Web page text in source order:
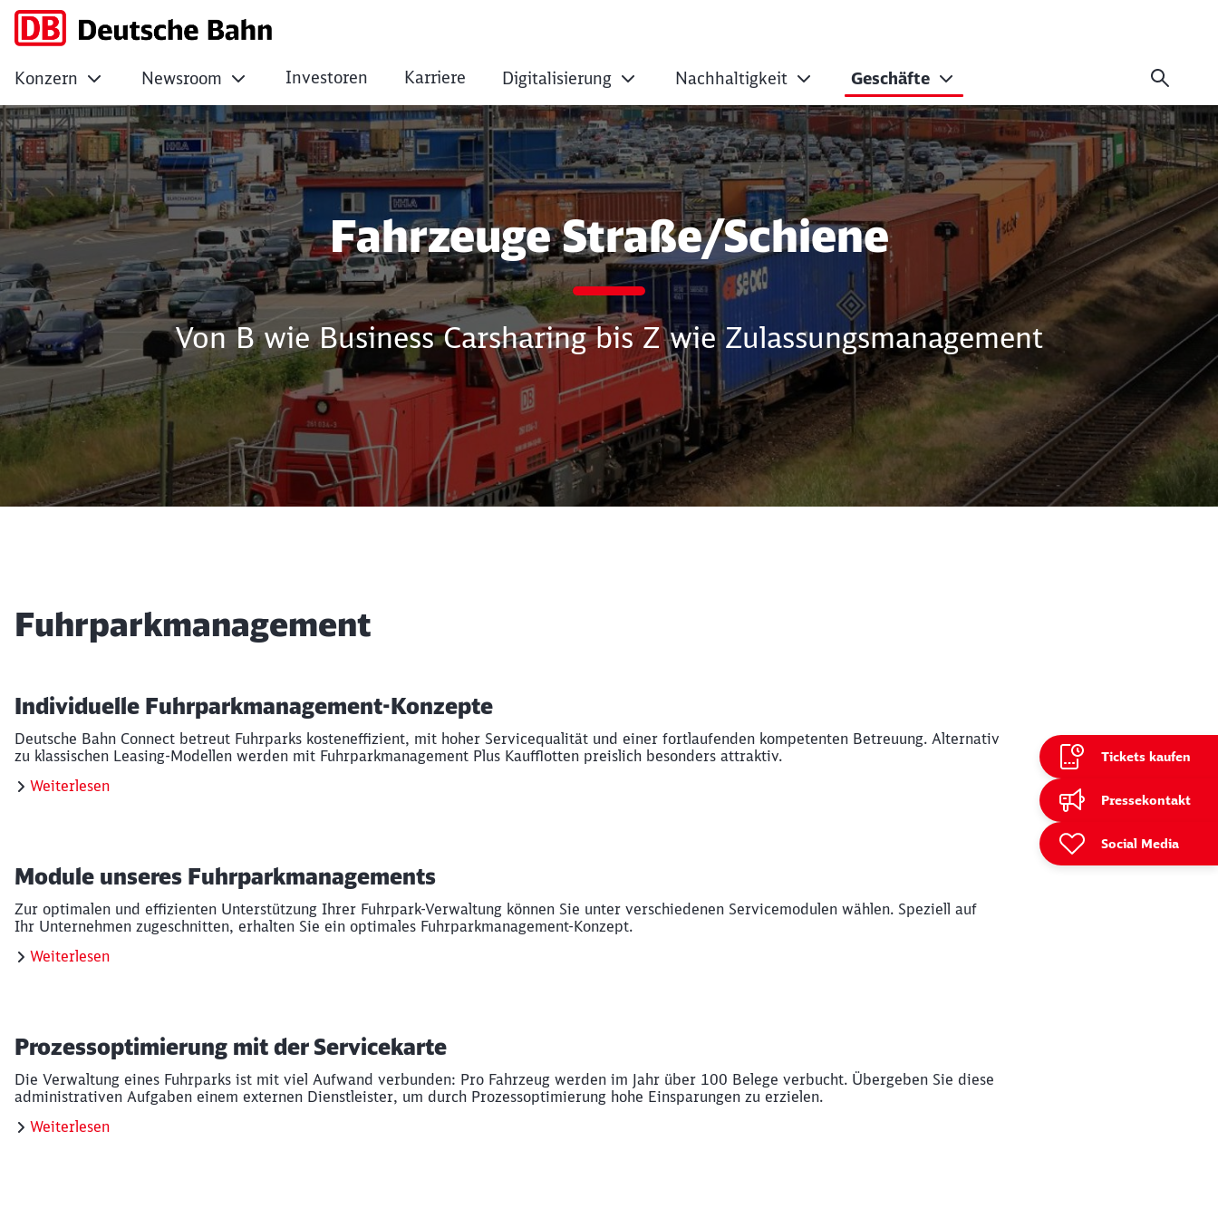
Fuhrparkmanagement
Konzern Newsroom Investoren Karriere Digitalisierung Nachhaltigkeit Geschäfte
Tickets kaufen
Pressekontakt
Social Media
Fahrzeuge Straße/Schiene
Von B wie Business Carsharing bis Z wie Zulassungsmanagement
Fuhrparkmanagement
Individuelle Fuhrparkmanagement-Konzepte
Deutsche Bahn Connect betreut Fuhrparks kosteneffizient, mit hoher Servicequalität und einer fortlaufenden kompetenten Betreuung. Alternativ
zu klassischen Leasing-Modellen werden mit Fuhrparkmanagement Plus Kaufflotten preislich besonders attraktiv.
Weiterlesen
Module unseres Fuhrparkmanagements
Zur optimalen und effizienten Unterstützung Ihrer Fuhrpark-Verwaltung können Sie unter verschiedenen Servicemodulen wählen. Speziell auf
Ihr Unternehmen zugeschnitten, erhalten Sie ein optimales Fuhrparkmanagement-Konzept.
Weiterlesen
Prozessoptimierung mit der Servicekarte
Die Verwaltung eines Fuhrparks ist mit viel Aufwand verbunden: Pro Fahrzeug werden im Jahr über 100 Belege verbucht. Übergeben Sie diese
administrativen Aufgaben einem externen Dienstleister, um durch Prozessoptimierung hohe Einsparungen zu erzielen.
Weiterlesen